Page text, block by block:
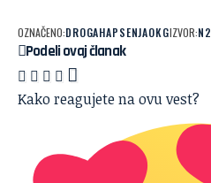
OZNAČENO:DROGAHAPSENJAOKGIZVOR:N2
Podeli ovaj članak
Kako reagujete na ovu vest?